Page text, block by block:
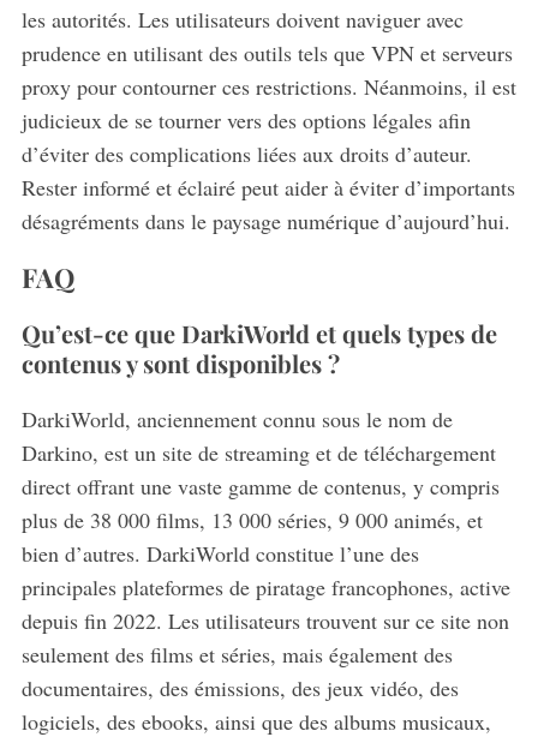
les autorités. Les utilisateurs doivent naviguer avec
prudence en utilisant des outils tels que VPN et serveurs
proxy pour contourner ces restrictions. Néanmoins, il est
judicieux de se tourner vers des options légales afin
d’éviter des complications liées aux droits d’auteur.
Rester informé et éclairé peut aider à éviter d’importants
désagréments dans le paysage numérique d’aujourd’hui.
FAQ
Qu’est-ce que DarkiWorld et quels types de
contenus y sont disponibles ?
DarkiWorld, anciennement connu sous le nom de
Darkino, est un site de streaming et de téléchargement
direct offrant une vaste gamme de contenus, y compris
plus de 38 000 films, 13 000 séries, 9 000 animés, et
bien d’autres. DarkiWorld constitue l’une des
principales plateformes de piratage francophones, active
depuis fin 2022. Les utilisateurs trouvent sur ce site non
seulement des films et séries, mais également des
documentaires, des émissions, des jeux vidéo, des
logiciels, des ebooks, ainsi que des albums musicaux,